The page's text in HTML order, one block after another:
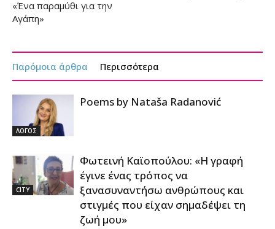
«Ένα παραμύθι για την
Αγάπη»
Παρόμοια άρθρα Περισσότερα
ΛΟΓΟΣ
Poems by Nataša Radanović
CITY
Φωτεινή Καϊοπούλου: «Η γραφή
έγινε ένας τρόπος να
ξανασυναντήσω ανθρώπους και
στιγμές που είχαν σημαδέψει τη
ζωή μου»